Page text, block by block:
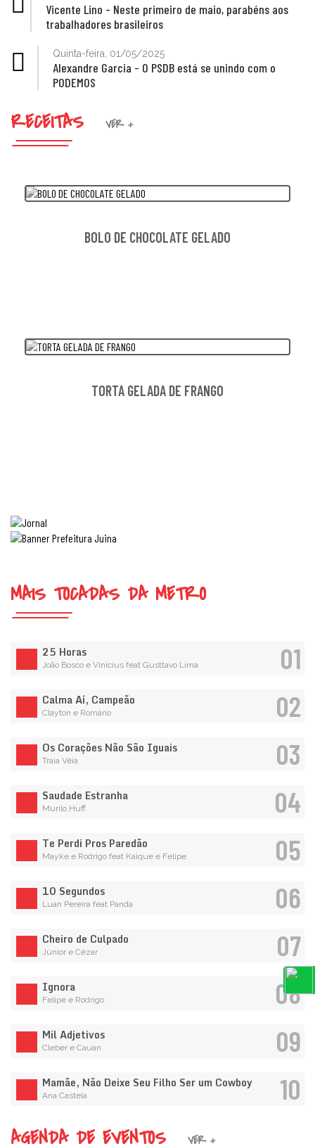
Vicente Lino - Neste primeiro de maio, parabéns aos
trabalhadores brasileiros
Quinta-feira, 01/05/2025
Alexandre Garcia - O PSDB está se unindo com o
PODEMOS
RECEITAS VER +
BOLO DE CHOCOLATE GELADO
TORTA GELADA DE FRANGO
MAIS TOCADAS DA METRO
25 Horas
João Bosco e Vinícius feat Gusttavo Lima 01
Calma Aí, Campeão
Clayton e Romário 02
Os Corações Não São Iguais
Traia Véia 03
Saudade Estranha
Murilo Huff 04
Te Perdi Pros Paredão
Mayke e Rodrigo feat Kaique e Felipe 05
10 Segundos
Luan Pereira feat Panda 06
Cheiro de Culpado
Júnior e Cézar 07
Ignora
Felipe e Rodrigo 08
Mil Adjetivos
Cleber e Cauan 09
Mamãe, Não Deixe Seu Filho Ser um Cowboy
Ana Castela 10
AGENDA DE EVENTOS VER +